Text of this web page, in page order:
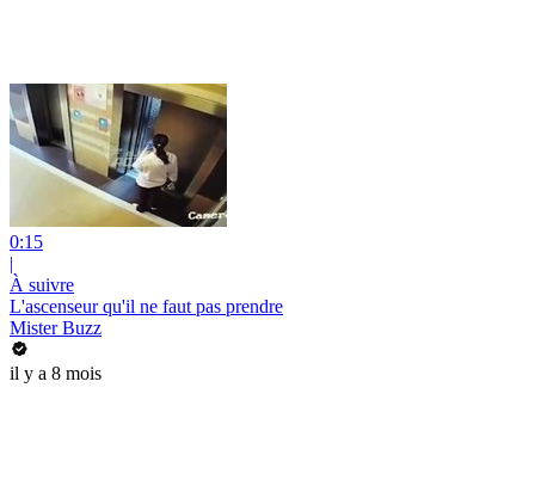
0:15
|
À suivre
L'ascenseur qu'il ne faut pas prendre
Mister Buzz
il y a 8 mois